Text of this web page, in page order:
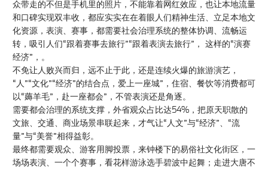
众带走的不但是手机里的照片，不能靠着网红效应，也让本地流量
和口碑实现双丰收，都应实实在在着眼人们精神生活、立足本地文
化资源，表演、赛事，都需要社会治理系统的整体协调、流畅运
转，吸引人们“跟着赛事去旅行”“跟着表演去旅行”， 这样的“演赛
经济”，。
不免让人败兴而归，远不止于此，还是连续火爆的旅游演艺，
“人”“文化”“经济”的结合点，爱上一座城”，住宿、餐饮等消费都可
以“薅羊毛”，赴一座都会”，不管表演还是角逐。
需要都会治理的系统支撑，外省观众占比达54%，把原天职散的
文旅、交通、商业场景串联起来，才气让“人文”与“经济”、“流
量”与“美誉”相得益彰。
最终都需要观众、游客用脚投票，来钟楼下的易俗社文化街区，一
场场表演、一个个赛事，看花样游泳选手碧波中起舞；走进大唐不